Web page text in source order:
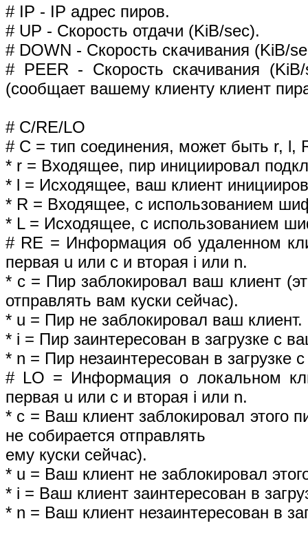
# IP - IP адрес пиров.
# UP - Скорость отдачи (KiB/sec).
# DOWN - Скорость скачивания (KiB/
# PEER - Скорость скачивания
(сообщает вашему клиенту клиент
# C/RE/LO
# C = тип соединения, может быть r, l,
* r = Входящее, пир инициировал
* l = Исходящее, ваш клиент
* R = Входящее, с использованием
* L = Исходящее, с использованием
# RE = Информация об удаленном
первая u или c и вторая i или n.
* c = Пир заблокировал ваш клиент
отправлять вам куски сейчас).
* u = Пир не заблокировал ваш клиент.
* i = Пир заинтересован в загрузке с
* n = Пир незаинтересован в загрузке
# LO = Информация о локальном
первая u или c и вторая i или n.
* c = Ваш клиент заблокировал этого
не собирается отправлять
ему куски сейчас).
* u = Ваш клиент не заблокировал
* i = Ваш клиент заинтересован в
* n = Ваш клиент незаинтересован в